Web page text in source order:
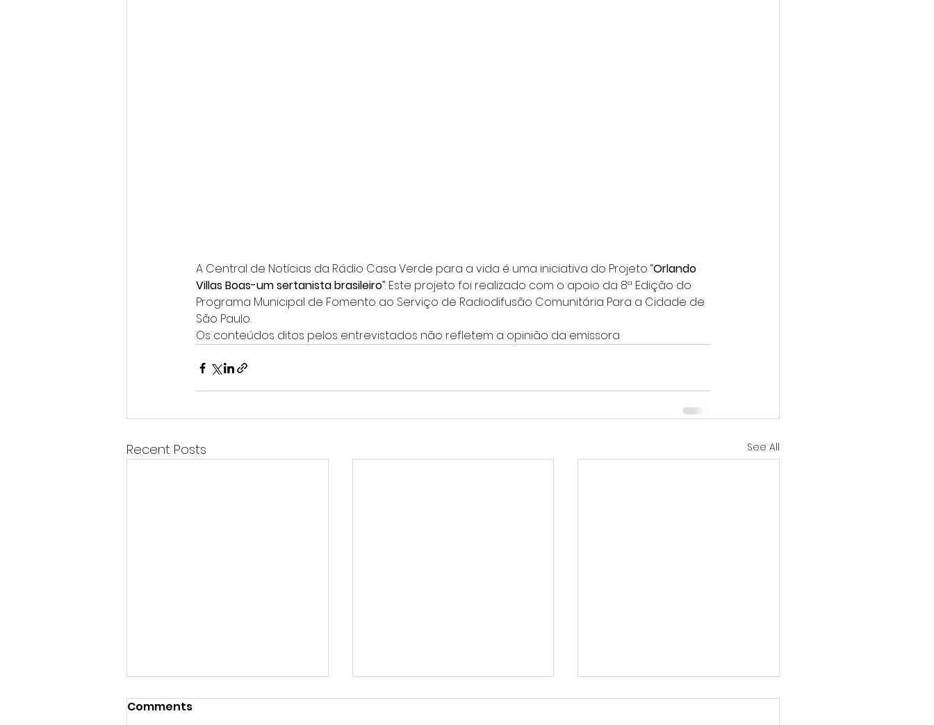
A Central de Notícias da Rádio Casa Verde para a vida é uma iniciativa do Projeto “Orlando
Villas Boas-um sertanista brasileiro”. Este projeto foi realizado com o apoio da 8ª Edição do
Programa Municipal de Fomento ao Serviço de Radiodifusão Comunitária Para a Cidade de
São Paulo.
Os conteúdos ditos pelos entrevistados não refletem a opinião da emissora
Recent Posts See All
Comments